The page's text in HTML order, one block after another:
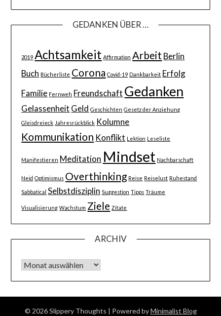
GEDANKEN ÜBER …
2019 Achtsamkeit Affirmation Arbeit Berlin
Buch Bücherliste Corona Covid-19 Dankbarkeit Erfolg
Familie Fernweh Freundschaft Gedanken
Gelassenheit Geld Geschichten Gesetz der Anziehung
Gleisdreieck Jahresrückblick Kolumne
Kommunikation Konflikt Lektion Leseliste
Manifestieren Meditation Mindset Nachbarschaft
Neid Optimismus Overthinking Reise Reiselust Ruhestand
Sabbatical Selbstdisziplin Suggestion Tipps Träume
Visualisierung Wachstum Ziele Zitate
ARCHIV
Archiv
© 2026 Slippery Thoughts | Powered byMinimalist Blog